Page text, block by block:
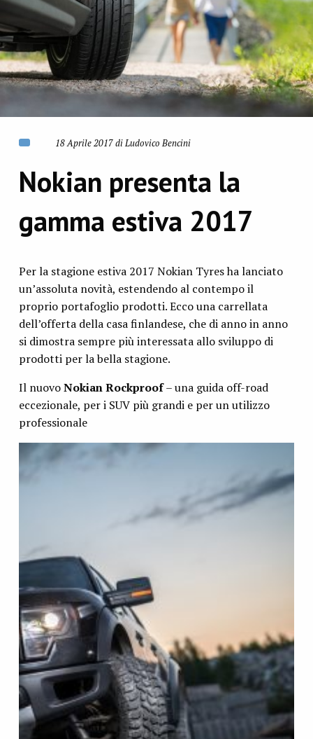
18 Aprile 2017 di Ludovico Bencini
Nokian presenta la
gamma estiva 2017
Per la stagione estiva 2017 Nokian Tyres ha lanciato
un’assoluta novità, estendendo al contempo il
proprio portafoglio prodotti. Ecco una carrellata
dell’offerta della casa finlandese, che di anno in anno
si dimostra sempre più interessata allo sviluppo di
prodotti per la bella stagione.
Il nuovoNokian Rockproof– una guida off-road
eccezionale, per i SUV più grandi e per un utilizzo
professionale